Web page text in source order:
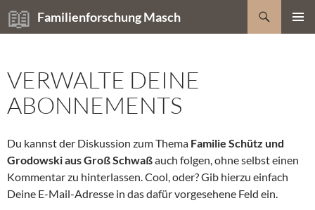
Zum
Inhalt
Familienforschung Masch
Suchen
VERWALTE DEINE
ABONNEMENTS
Du kannst der Diskussion zum Thema Familie Schütz und
Grodowski aus Groß Schwaßauch folgen, ohne selbst einen
Kommentar zu hinterlassen. Cool, oder? Gib hierzu einfach
Deine E-Mail-Adresse in das dafür vorgesehene Feld ein.